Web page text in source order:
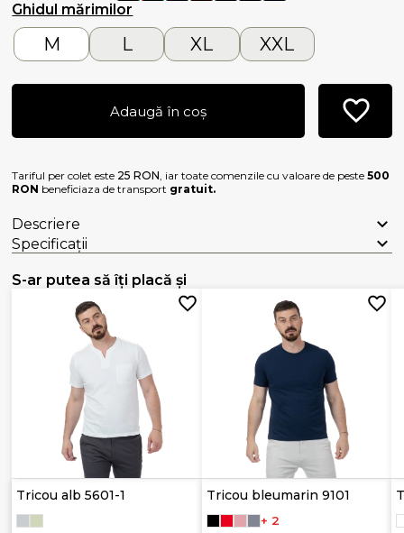
Ghidul mărimilor
M L XL XXL
Adaugă în coș
Tariful per colet este 25 RON, iar toate comenzile cu valoare de peste500
RON beneficiaza de transport gratuit.
Descriere
Specificații
S-ar putea să îți placă și
Tricou alb 5601-1 Tricou bleumarin 9101
+ 2